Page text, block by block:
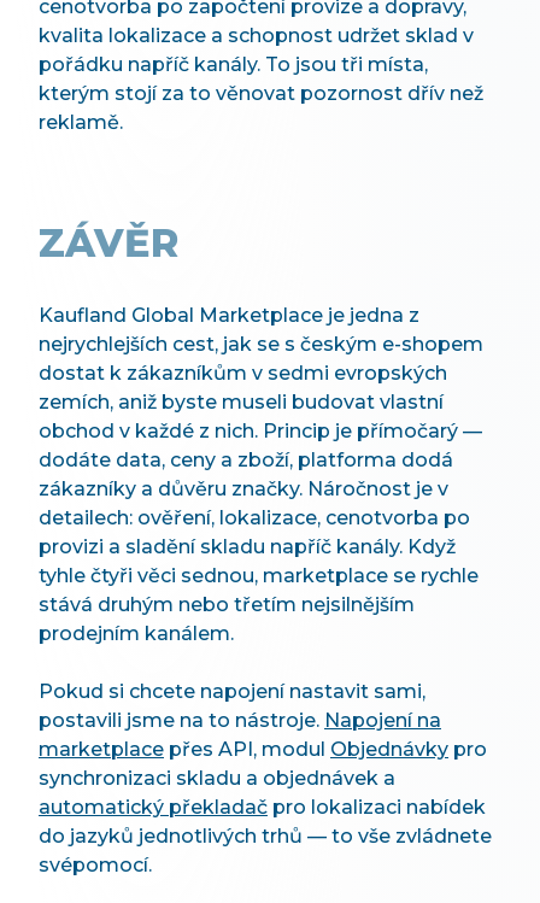
cenotvorba po započtení provize a dopravy,
kvalita lokalizace a schopnost udržet sklad v
pořádku napříč kanály. To jsou tři místa,
kterým stojí za to věnovat pozornost dřív než
reklamě.
ZÁVĚR
Kaufland Global Marketplace je jedna z
nejrychlejších cest, jak se s českým e-shopem
dostat k zákazníkům v sedmi evropských
zemích, aniž byste museli budovat vlastní
obchod v každé z nich. Princip je přímočarý —
dodáte data, ceny a zboží, platforma dodá
zákazníky a důvěru značky. Náročnost je v
detailech: ověření, lokalizace, cenotvorba po
provizi a sladění skladu napříč kanály. Když
tyhle čtyři věci sednou, marketplace se rychle
stává druhým nebo třetím nejsilnějším
prodejním kanálem.
Pokud si chcete napojení nastavit sami,
postavili jsme na to nástroje. Napojení na
marketplace přes API, modul Objednávky pro
synchronizaci skladu a objednávek a
automatický překladač pro lokalizaci nabídek
do jazyků jednotlivých trhů — to vše zvládnete
svépomocí.